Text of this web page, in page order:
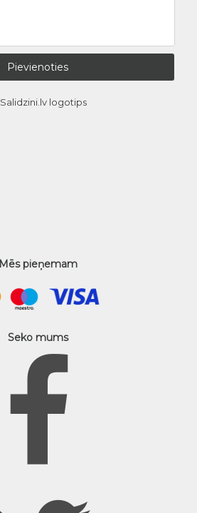
Mēs pieņemam
Seko mums